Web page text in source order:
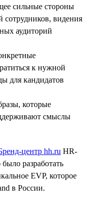
сильные стороны
сотрудников, видения
аудиторий
к нужной
для кандидатов
которые
смыслы
центр hh.ru HR-
разработать
EVP, которое
в России.